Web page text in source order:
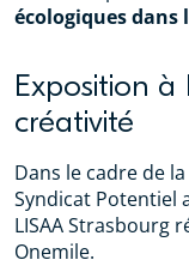
écologiques dans
Exposition
créativité
Dans le cadre de la
Syndicat Potentiel
LISAA Strasbourg
Onemile.